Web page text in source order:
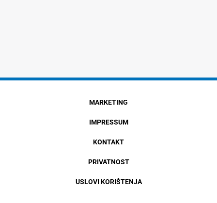
MARKETING
IMPRESSUM
KONTAKT
PRIVATNOST
USLOVI KORIŠTENJA